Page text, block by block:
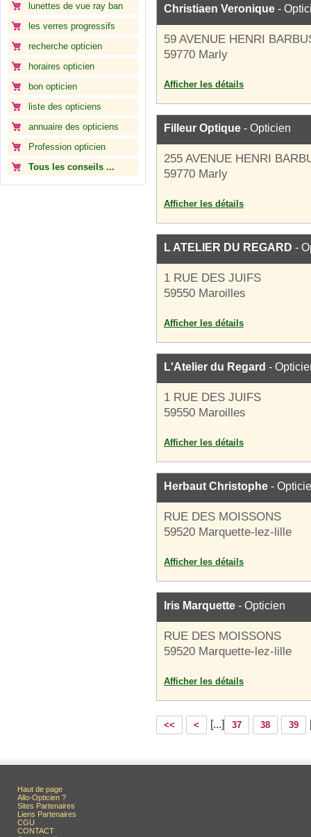
lunettes de vue ray ban
les verres progressifs
recherche opticien
horaires opticien
bon opticien
liste des opticiens
annuaire des opticiens
Profession opticien
Tous les conseils ...
Christiaen Veronique -
59 AVENUE HENRI
59770 Marly
Afficher les détails
Filleur Optique - Opticien
255 AVENUE HENRI
59770 Marly
Afficher les détails
L ATELIER DU REGARD -
1 RUE DES JUIFS
59550 Maroilles
Afficher les détails
L'Atelier du Regard -
1 RUE DES JUIFS
59550 Maroilles
Afficher les détails
Herbaut Christophe -
RUE DES MOISSONS
59520 Marquette-lez-lille
Afficher les détails
Iris Marquette - Opticien
RUE DES MOISSONS
59520 Marquette-lez-lille
Afficher les détails
<< < [...] 37 38 39
Haut de page
Allo-Opticien ?
Sites Partenaires
Liens Partenaires
CGU
CONTACT